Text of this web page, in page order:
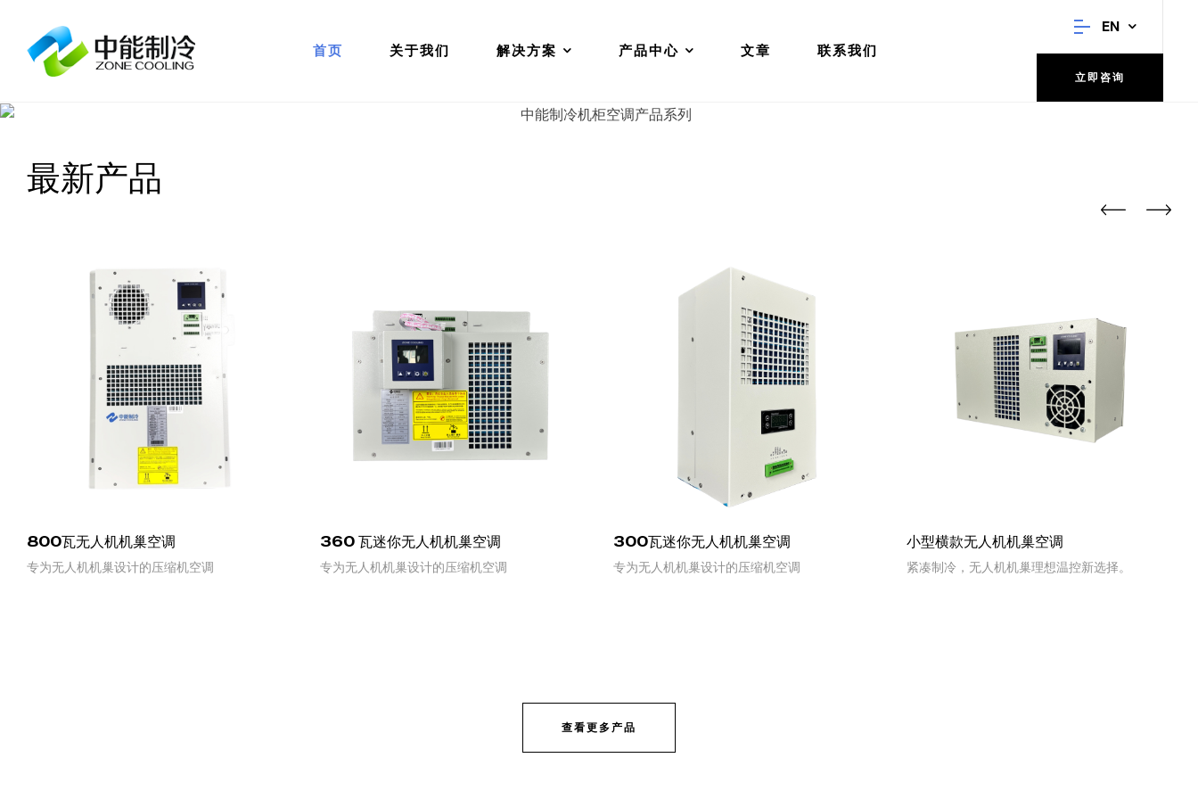
首页 关于我们 解决方案 产品中心 文章 联系我们
EN
立即咨询
最新产品
800瓦无人机机巢空调
专为无人机机巢设计的压缩机空调
360 瓦迷你无人机机巢空调
专为无人机机巢设计的压缩机空调
300瓦迷你无人机机巢空调
专为无人机机巢设计的压缩机空调
小型横款无人机机巢空调
紧凑制冷，无人机机巢理想温控新选择。
查看更多产品